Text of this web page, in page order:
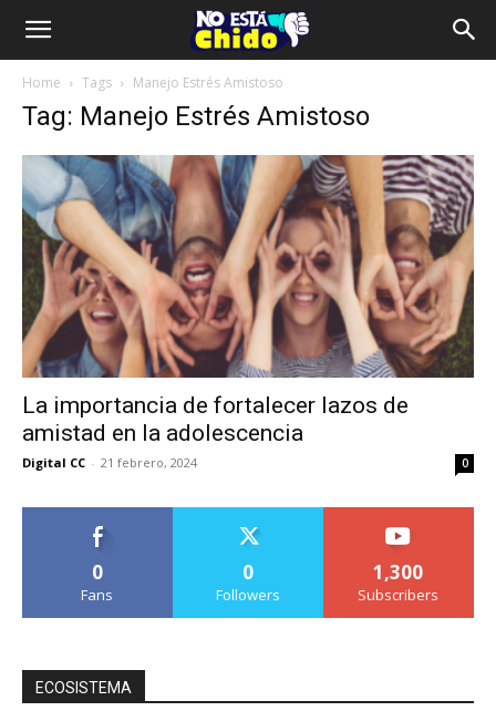
Home Tags Manejo Estrés Amistoso
Tag: Manejo Estrés Amistoso
La importancia de fortalecer lazos de
amistad en la adolescencia
Digital CC - 21 febrero, 2024 0
0
Fans
0
Followers
1,300
Subscribers
ECOSISTEMA